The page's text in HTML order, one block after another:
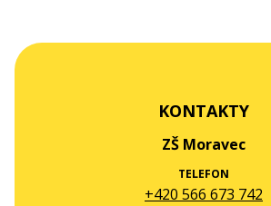
KONTAKTY
ZŠ Moravec
TELEFON
+420 566 673 742